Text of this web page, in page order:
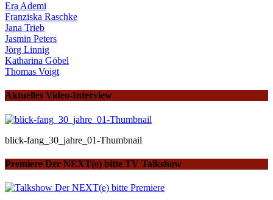
Era Ademi
Franziska Raschke
Jana Trieb
Jasmin Peters
Jörg Linnig
Katharina Göbel
Thomas Voigt
Aktuelles Video-Interview
blick-fang_30_jahre_01-Thumbnail
Premiere Der NEXT(e) bitte TV Talkshow